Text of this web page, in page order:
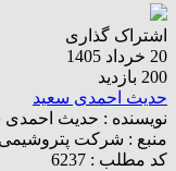
اشتراک گذاری
20 خرداد 1405
200 بازدید
حدیث احمدی سعید
نویسنده : حدیث احمدی
منبع : شرکت
کد مطلب : 6237